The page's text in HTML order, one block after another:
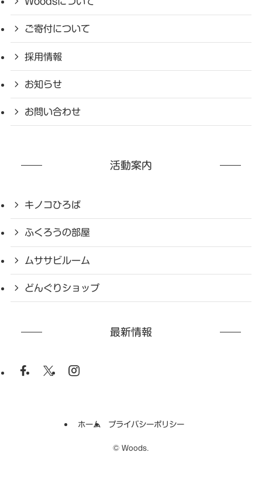
ご寄付について
採用情報
お知らせ
お問い合わせ
活動案内
キノコひろば
ふくろうの部屋
ムササビルーム
どんぐりショップ
最新情報
ホーム プライバシーポリシー
© Woods.